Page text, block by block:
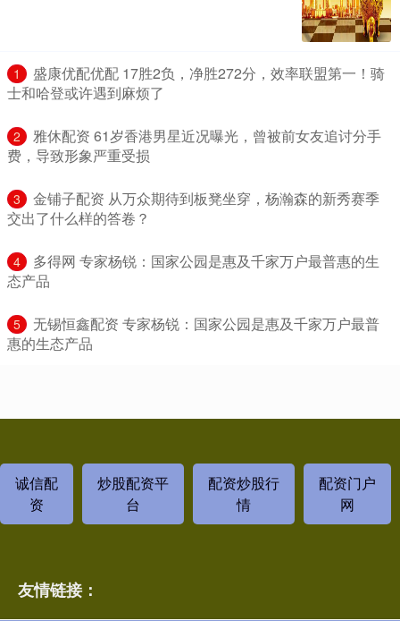
1
​盛康优配优配 17胜2负，净胜272分，效率联盟第一！骑
士和哈登或许遇到麻烦了
2
​雅休配资 61岁香港男星近况曝光，曾被前女友追讨分手
费，导致形象严重受损
3
​金铺子配资 从万众期待到板凳坐穿，杨瀚森的新秀赛季
交出了什么样的答卷？
4
​多得网 专家杨锐：国家公园是惠及千家万户最普惠的生
态产品
5
​无锡恒鑫配资 专家杨锐：国家公园是惠及千家万户最普
惠的生态产品
诚信配
资
炒股配资平
台
配资炒股行
情
配资门户
网
友情链接：